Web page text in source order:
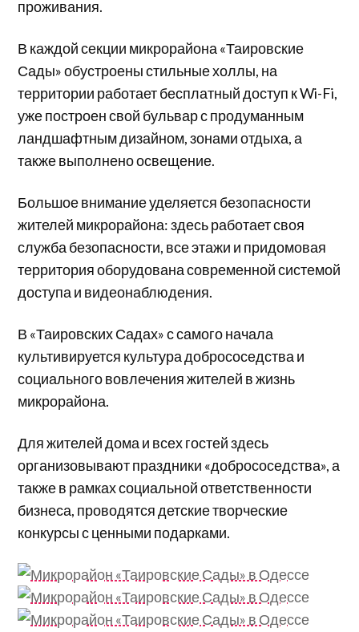
проживания.
В каждой секции микрорайона «Таировские
Сады» обустроены стильные холлы, на
территории работает бесплатный доступ к Wi-Fi,
уже построен свой бульвар с продуманным
ландшафтным дизайном, зонами отдыха, а
также выполнено освещение.
Большое внимание уделяется безопасности
жителей микрорайона: здесь работает своя
служба безопасности, все этажи и придомовая
территория оборудована современной системой
доступа и видеонаблюдения.
В «Таировских Садах» с самого начала
культивируется культура добрососедства и
социального вовлечения жителей в жизнь
микрорайона.
Для жителей дома и всех гостей здесь
организовывают праздники «добрососедства», а
также в рамках социальной ответственности
бизнеса, проводятся детские творческие
конкурсы с ценными подарками.